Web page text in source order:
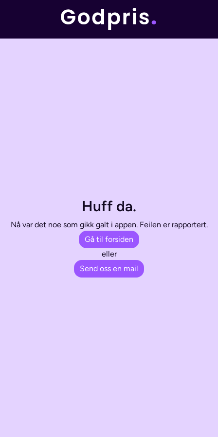
Huff da.
Nå var det noe som gikk galt i appen. Feilen er rapportert.
Gå til forsiden
eller
Send oss en mail